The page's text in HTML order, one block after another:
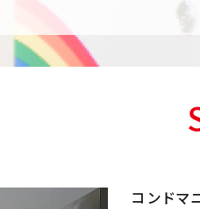
コンドマ